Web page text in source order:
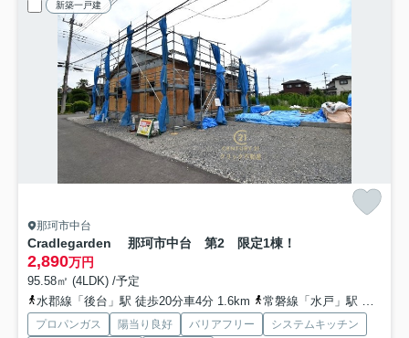
新築一戸建
那珂市中台
Cradlegarden 那珂市中台 第2 限定1棟！
2,890万円
95.58㎡ (4LDK) /予定
水郡線「後台」駅 徒歩20分車4分 1.6km
常磐線「水戸」駅 車13分 5.9km
プロパンガス 陽当り良好 バリアフリー
システムキッチン